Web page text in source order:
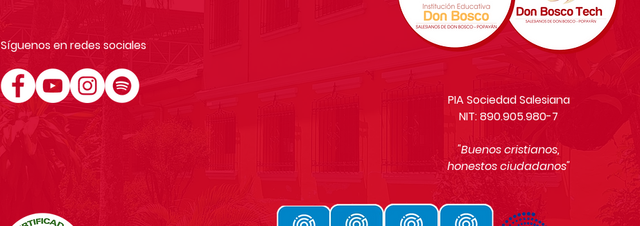
Síguenos en redes sociales
PIA Sociedad Salesiana
NIT: 890.905.980-7
"Buenos cristianos,
honestos ciudadanos"